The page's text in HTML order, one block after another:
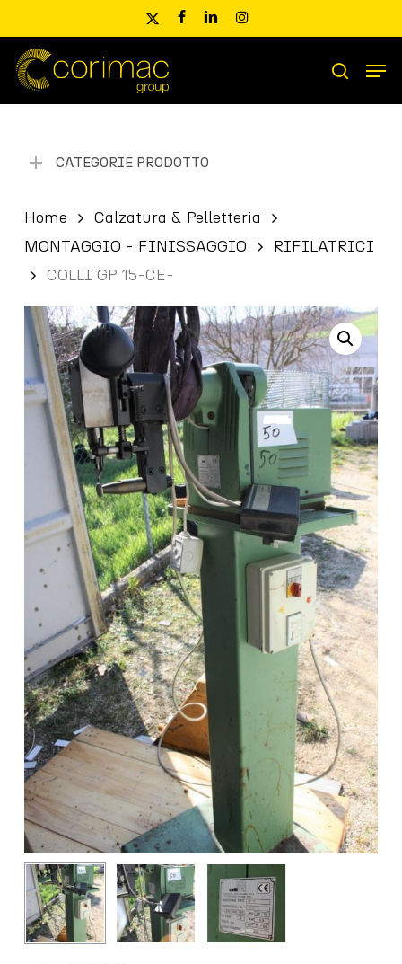
main
content
x-
facebooklinkedininstagram
Ricerca
prodotti
search
CATEGORIE PRODOTTO
Home
Calzatura & Pelletteria
MONTAGGIO - FINISSAGGIO
RIFILATRICI
COLLI GP 15-CE-